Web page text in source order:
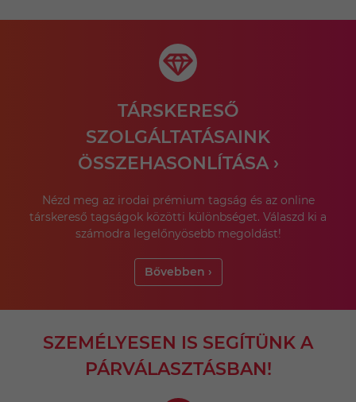
TÁRSKERESŐ
SZOLGÁLTATÁSAINK
ÖSSZEHASONLÍTÁSA ›
Nézd meg az irodai prémium tagság és az online
társkereső tagságok közötti különbséget. Válaszd ki a
számodra legelőnyösebb megoldást!
Bővebben ›
SZEMÉLYESEN IS SEGÍTÜNK A
PÁRVÁLASZTÁSBAN!